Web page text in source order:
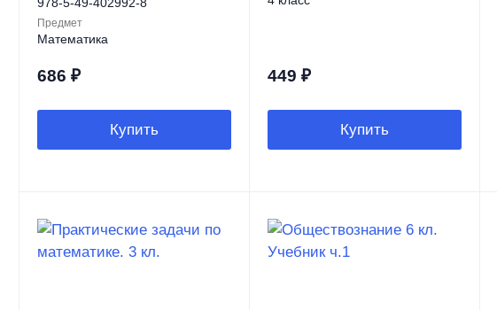
Предмет
Математика
686 ₽
Купить
449 ₽
Купить